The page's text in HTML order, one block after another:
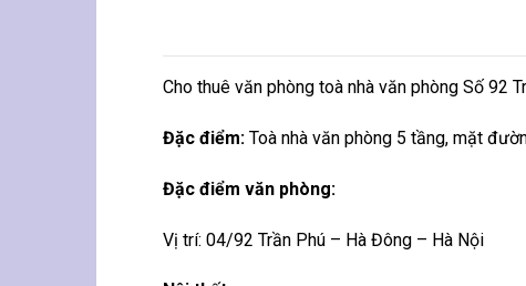
Cho thuê văn phòng toà nhà văn phòng Số 92
Đặc điểm: Toà nhà văn phòng 5 tầng, mặt
Đặc điểm văn phòng:
Vị trí: 04/92 Trần Phú – Hà Đông – Hà Nội